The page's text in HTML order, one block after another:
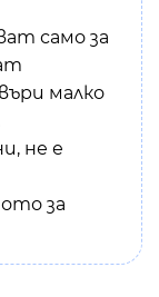
само за
малко
не е
за